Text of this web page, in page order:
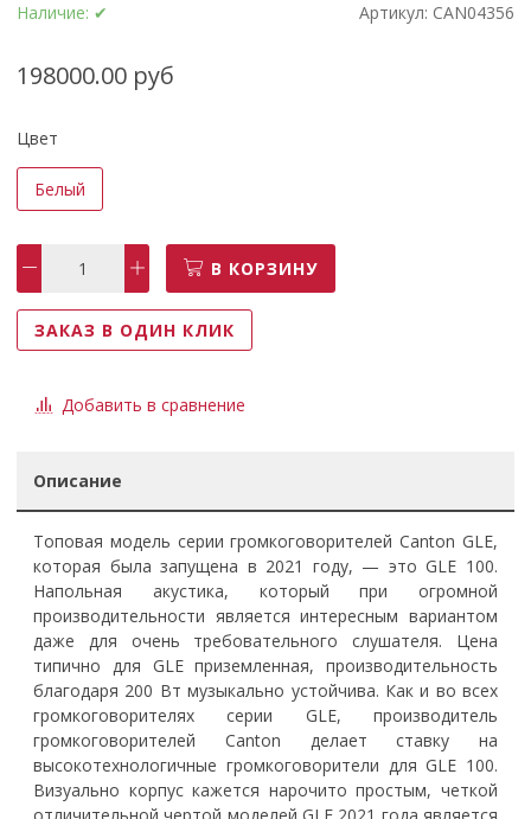
Наличие: ✔ Артикул: CAN04356
198000.00 руб
Цвет
Белый
В КОРЗИНУ
ЗАКАЗ В ОДИН КЛИК
Добавить в сравнение
Описание
Топовая модель серии громкоговорителей Canton GLE,
которая была запущена в 2021 году, — это GLE 100.
Напольная акустика, который при огромной
производительности является интересным вариантом
даже для очень требовательного слушателя. Цена
типично для GLE приземленная, производительность
благодаря 200 Вт музыкально устойчива. Как и во всех
громкоговорителях серии GLE, производитель
громкоговорителей Canton делает ставку на
высокотехнологичные громкоговорители для GLE 100.
Визуально корпус кажется нарочито простым, четкой